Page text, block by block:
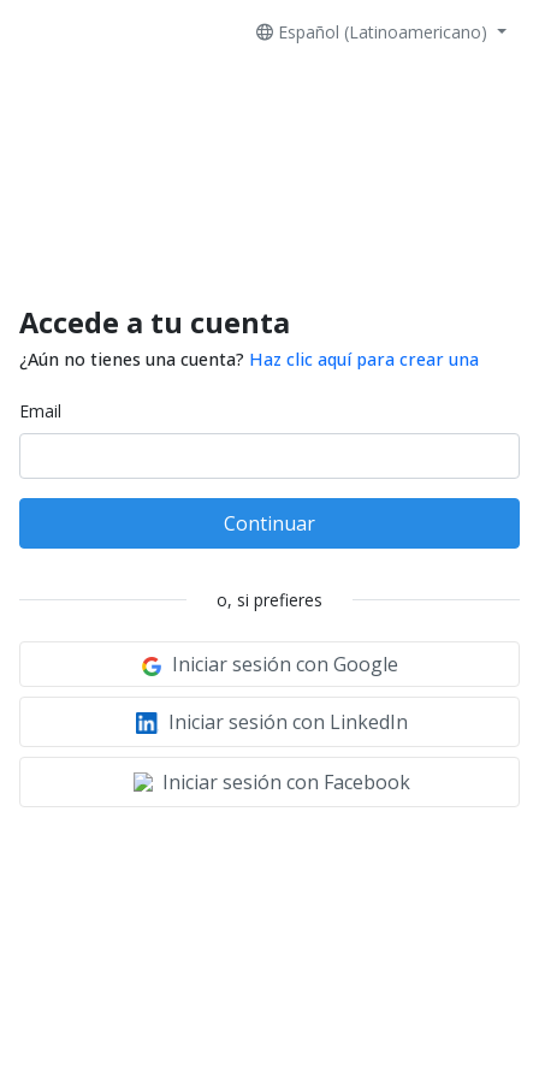
Español (Latinoamericano)
Accede a tu cuenta
¿Aún no tienes una cuenta? Haz clic aquí para crear una
Email
Continuar
o, si prefieres
Iniciar sesión con Google
Iniciar sesión con LinkedIn
Iniciar sesión con Facebook